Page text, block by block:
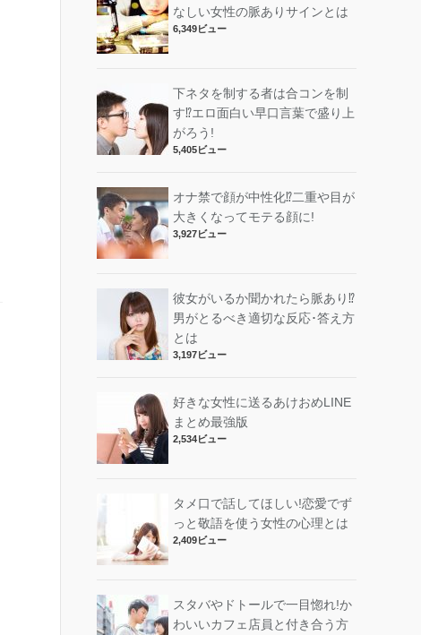
なしい女性の脈ありサインとは
6,349ビュー
下ネタを制する者は合コンを制
す⁉︎エロ面白い早口言葉で盛り上
がろう!
5,405ビュー
オナ禁で顔が中性化⁉︎二重や目が
大きくなってモテる顔に!
3,927ビュー
彼女がいるか聞かれたら脈あり⁉︎
男がとるべき適切な反応･答え方
とは
3,197ビュー
好きな女性に送るあけおめLINE
まとめ最強版
2,534ビュー
タメ口で話してほしい!恋愛でず
っと敬語を使う女性の心理とは
2,409ビュー
スタバやドトールで一目惚れ!か
わいいカフェ店員と付き合う方